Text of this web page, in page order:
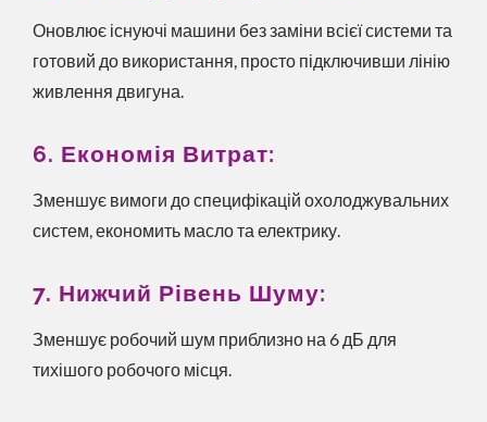
Оновлює існуючі машини без заміни всієї системи та
готовий до використання, просто підключивши лінію
живлення двигуна.
6. Економія Витрат:
Зменшує вимоги до специфікацій охолоджувальних
систем, економить масло та електрику.
7. Нижчий Рівень Шуму:
Зменшує робочий шум приблизно на 6 дБ для
тихішого робочого місця.